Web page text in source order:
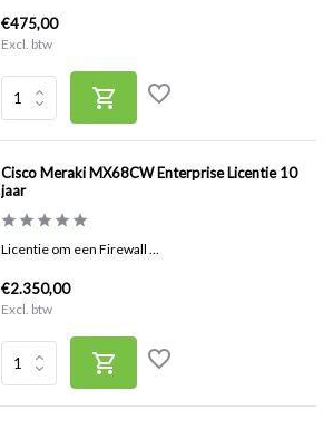
€475,00
Excl. btw
Cisco Meraki MX68CW Enterprise Licentie 10
jaar
Licentie om een Firewall ...
€2.350,00
Excl. btw